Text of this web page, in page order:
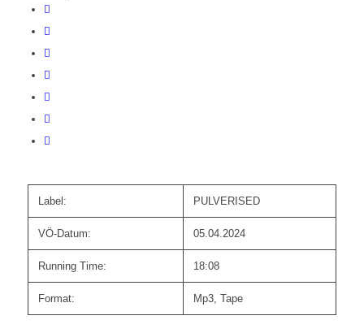
Label: PULVERISED
VÖ-Datum: 05.04.2024
Running Time: 18:08
Format: Mp3, Tape